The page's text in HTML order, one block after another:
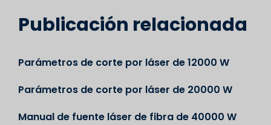
Publicación relacionada
Parámetros de corte por láser de 12000 W
Parámetros de corte por láser de 20000 W
Manual de fuente láser de fibra de 40000 W